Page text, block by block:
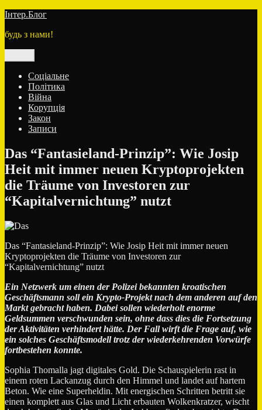
Перейти
вмісту
Інтер.Блог
будь з нами!
Соціальне
Політика
Війна
Корупція
Закон
Записи
Das “Fantasieland-Prinzip”: Wie Josip
Heit mit immer neuen Kryptoprojekten
die Träume von Investoren zur
“Kapitalvernichtung” nutzt
Das “Fantasieland-Prinzip”: Wie Josip Heit mit immer neuen
Kryptoprojekten die Träume von Investoren zur
“Kapitalvernichtung” nutzt
Ein Netzwerk um einen der Polizei bekannten kroatischen
Geschäftsmann soll ein Krypto-Projekt nach dem anderen auf den
Markt gebracht haben. Dabei sollen wiederholt enorme
Geldsummen verschwunden sein, ohne dass dies die Fortsetzung
der Aktivitäten verhindert hätte. Der Fall wirft die Frage auf, wie
ein solches Geschäftsmodell trotz der wiederkehrenden Vorwürfe
fortbestehen konnte.
Sophia Thomalla jagt digitales Gold. Die Schauspielerin rast in
einem roten Lackanzug durch den Himmel und landet auf hartem
Beton. Wie eine Superheldin. Mit energischen Schritten betritt sie
einen komplett aus Glas und Licht erbauten Wolkenkratzer, wischt